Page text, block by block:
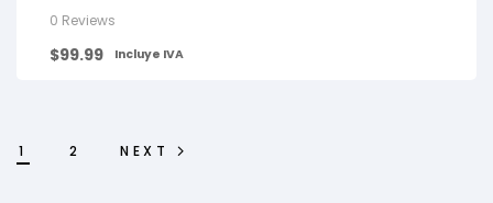
0 Reviews
$99.99 Incluye IVA
1 2 NEXT